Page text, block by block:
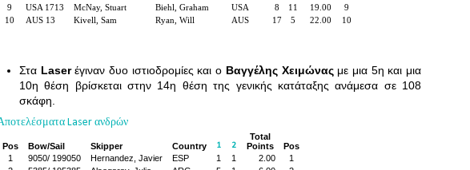
9
USA 1713 McNay, Stuart Biehl, Graham USA 8 11 19.00
9
10
AUS 13 Kivell, Sam Ryan, Will AUS 17 5 22.00 10
Στα Laserέγιναν δυο ιστιοδρομίες και ο Βαγγέλης Χειμώναςμε μια 5η και μια
10η θέση βρίσκεται στην 14η θέση της γενικής κατάταξης ανάμεσα σε 108
σκάφη.
Laser ανδρών
Pos Bow/Sail Skipper Country 1 2
Total
Points
Pos
1
9050/ 199050 Hernandez, Javier ESP 1 1 2.00
1